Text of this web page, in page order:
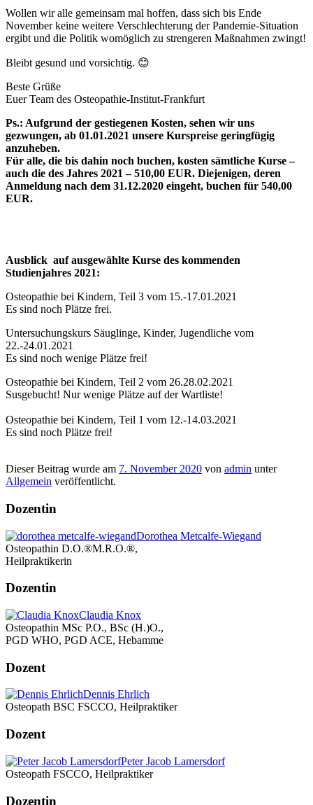
Wollen wir alle gemeinsam mal hoffen, dass sich bis Ende
November keine weitere Verschlechterung der Pandemie-Situation
ergibt und die Politik womöglich zu strengeren Maßnahmen zwingt!
Bleibt gesund und vorsichtig. 😊
Beste Grüße
Euer Team des Osteopathie-Institut-Frankfurt
Ps.: Aufgrund der gestiegenen Kosten, sehen wir uns
gezwungen, ab 01.01.2021 unsere Kurspreise geringfügig
anzuheben.
Für alle, die bis dahin noch buchen, kosten sämtliche Kurse –
auch die des Jahres 2021 – 510,00 EUR. Diejenigen, deren
Anmeldung nach dem 31.12.2020 eingeht, buchen für 540,00
EUR.
Ausblick auf ausgewählte Kurse des kommenden
Studienjahres 2021:
Osteopathie bei Kindern, Teil 3 vom 15.-17.01.2021
Es sind noch Plätze frei.
Untersuchungskurs Säuglinge, Kinder, Jugendliche vom
22.-24.01.2021
Es sind noch wenige Plätze frei!
Osteopathie bei Kindern, Teil 2 vom 26.28.02.2021
Susgebucht! Nur wenige Plätze auf der Wartliste!
Osteopathie bei Kindern, Teil 1 vom 12.-14.03.2021
Es sind noch Plätze frei!
Dieser Beitrag wurde am 7. November 2020 von admin unter
Allgemein veröffentlicht.
Dozentin
Dorothea Metcalfe-Wiegand
Osteopathin D.O.®M.R.O.®,
Heilpraktikerin
Dozentin
Claudia Knox
Osteopathin MSc P.O., BSc (H.)O.,
PGD WHO, PGD ACE, Hebamme
Dozent
Dennis Ehrlich
Osteopath BSC FSCCO, Heilpraktiker
Dozent
Peter Jacob Lamersdorf
Osteopath FSCCO, Heilpraktiker
Dozentin